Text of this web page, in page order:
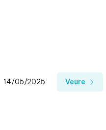
14/05/2025 Veure